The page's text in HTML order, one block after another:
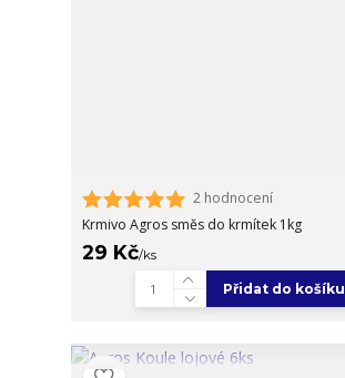
2 hodnocení
Krmivo Agros směs do krmítek 1kg
29 Kč/ks
Přidat do košíku